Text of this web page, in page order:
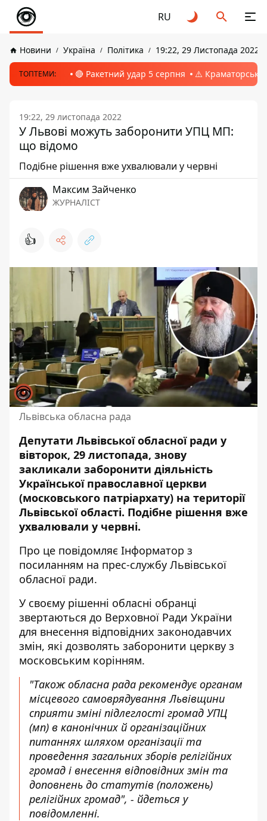
RU
Новини Україна Політика 19:22, 29 Листопада 2022
ТОПТЕМИ: 🔴 Ракетний удар 5 серпня ⚠️ Краматорськ,
19:22, 29 листопада 2022
У Львові можуть заборонити УПЦ МП:
що відомо
Подібне рішення вже ухвалювали у червні
Максим Зайченко
ЖУРНАЛІСТ
👍
Львівська обласна рада
Депутати Львівської обласної ради у
вівторок, 29 листопада, знову
закликали заборонити діяльність
Української православної церкви
(московського патріархату) на території
Львівської області. Подібне рішення вже
ухвалювали у червні.
Про це повідомляє Інформатор з
посиланням на прес-службу Львівської
обласної ради.
У своєму рішенні обласні обранці
звертаються до Верховної Ради України
для внесення відповідних законодавчих
змін, які дозволять заборонити церкву з
московським корінням.
"Також обласна рада рекомендує органам
місцевого самоврядування Львівщини
сприяти зміні підлеглості громад УПЦ
(мп) в канонічних й організаційних
питаннях шляхом організації та
проведення загальних зборів релігійних
громад і внесення відповідних змін та
доповнень до статутів (положень)
релігійних громад", - йдеться у
повідомленні.